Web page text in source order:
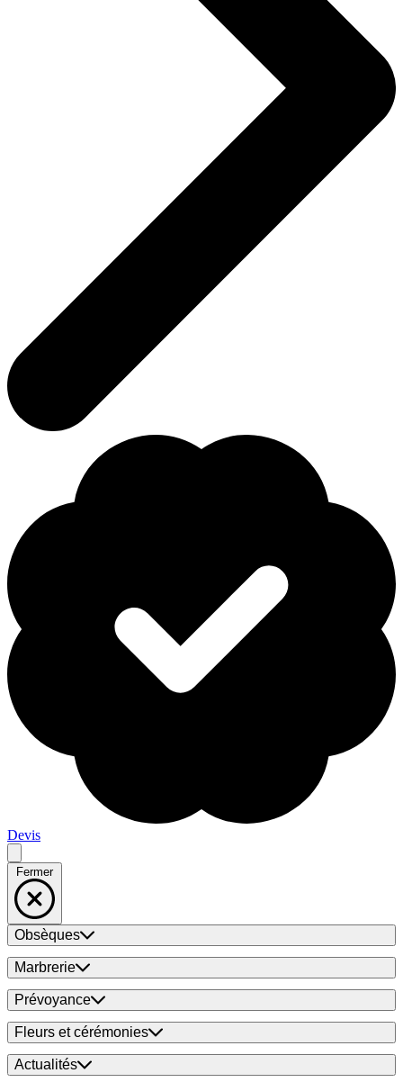
Devis
Fermer
Obsèques
Marbrerie
Prévoyance
Fleurs et cérémonies
Actualités